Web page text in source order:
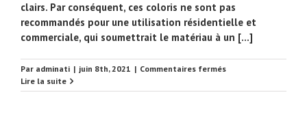
clairs. Par conséquent, ces coloris ne sont pas
recommandés pour une utilisation résidentielle et
commerciale, qui soumettrait le matériau à un [...]
Par adminati | juin 8th, 2021 | Commentaires ferméssur
8248
Lire la suite